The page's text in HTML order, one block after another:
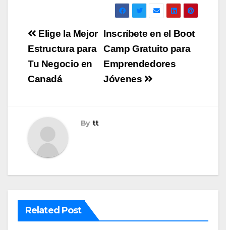
Navegación
de
entradas
Inscríbete en el Boot
Camp Gratuito para
Emprendedores
Jóvenes
Elige la Mejor
Estructura para
Tu Negocio en
Canadá
By tt
Related Post